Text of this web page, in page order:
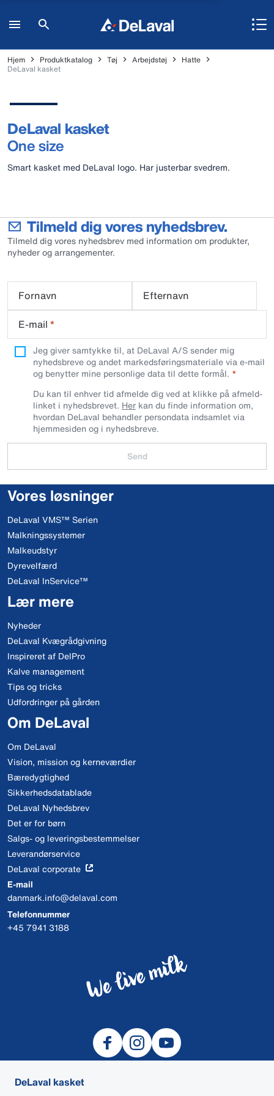
Hjem Produktkatalog Tøj Arbejdstøj
Hatte
DeLaval kasket
DeLaval kasket
One size
Smart kasket med DeLaval logo. Har justerbar svedrem.
DeLaval kasket
Tilmeld dig vores nyhedsbrev.
Tilmeld dig vores nyhedsbrev med information om produkter,
nyheder og arrangementer.
Fornavn
Efternavn
E-mail *
Jeg giver samtykke til, at DeLaval A/S sender mig
nyhedsbreve og andet markedsføringsmateriale via e-mail
og benytter mine personlige data til dette formål.
Du kan til enhver tid afmelde dig ved at klikke på afmeld-
linket i nyhedsbrevet. Her kan du finde information om,
hvordan DeLaval behandler persondata indsamlet via
hjemmesiden og i nyhedsbreve.
Send
Vores løsninger
DeLaval VMS™ Serien
Malkningssystemer
Malkeudstyr
Dyrevelfærd
DeLaval InService™
Lær mere
Nyheder
DeLaval Kvægrådgivning
Inspireret af DelPro
Kalve management
Tips og tricks
Udfordringer på gården
Om DeLaval
Om DeLaval
Vision, mission og kerneværdier
Bæredygtighed
Sikkerhedsdatablade
DeLaval Nyhedsbrev
Det er for børn
Salgs- og leveringsbestemmelser
Leverandørservice
DeLaval corporate
E-mail
danmark.info@delaval.com
Telefonnummer
+45 7941 3188